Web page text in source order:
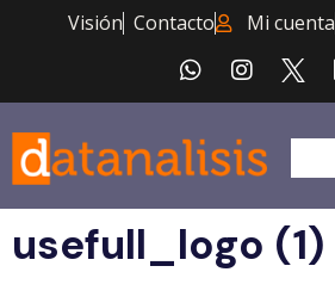
Visión Contacto Mi cuenta
usefull_logo (1)